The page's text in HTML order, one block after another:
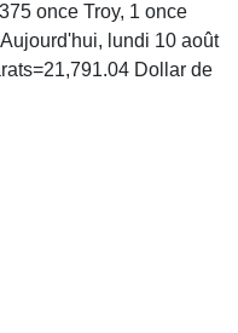
once Troy, 1 once
lundi 10 août
Dollar de